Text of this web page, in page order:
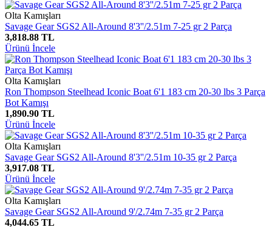
Olta Kamışları
Savage Gear SGS2 All-Around 8'3''/2.51m 7-25 gr 2 Parça
3,818.88 TL
Ürünü İncele
Olta Kamışları
Ron Thompson Steelhead Iconic Boat 6'1 183 cm 20-30 lbs 3 Parça
Bot Kamışı
1,890.90 TL
Ürünü İncele
Olta Kamışları
Savage Gear SGS2 All-Around 8'3''/2.51m 10-35 gr 2 Parça
3,917.08 TL
Ürünü İncele
Olta Kamışları
Savage Gear SGS2 All-Around 9'/2.74m 7-35 gr 2 Parça
4,044.65 TL